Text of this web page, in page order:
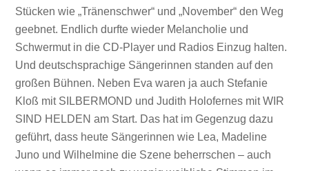
Stücken wie „Tränenschwer“ und „November“ den Weg
geebnet. Endlich durfte wieder Melancholie und
Schwermut in die CD-Player und Radios Einzug halten.
Und deutschsprachige Sängerinnen standen auf den
großen Bühnen. Neben Eva waren ja auch Stefanie
Kloß mit SILBERMOND und Judith Holofernes mit WIR
SIND HELDEN am Start. Das hat im Gegenzug dazu
geführt, dass heute Sängerinnen wie Lea, Madeline
Juno und Wilhelmine die Szene beherrschen – auch